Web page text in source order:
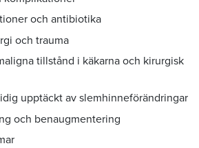
och antibiotika
och trauma
tillstånd i käkarna och kirurgisk
upptäckt av slemhinneförändringar
och benaugmentering